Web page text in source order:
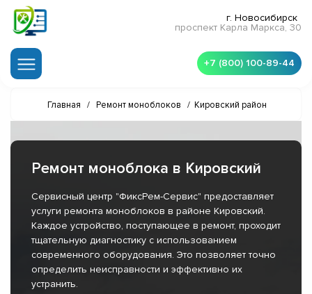
г. Новосибирск
проспект Карла Маркса, 30
+7 (800) 100-89-44
Главная / Ремонт моноблоков / Кировский район
Ремонт моноблока в Кировский
Сервисный центр "ФиксРем-Сервис" предоставляет
услуги ремонта моноблоков в районе Кировский.
Каждое устройство, поступающее в ремонт, проходит
тщательную диагностику с использованием
современного оборудования. Это позволяет точно
определить неисправности и эффективно их
устранить.